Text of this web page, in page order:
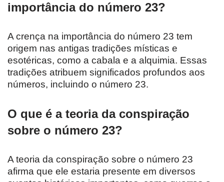
importância do número 23?
A crença na importância do número 23 tem
origem nas antigas tradições místicas e
esotéricas, como a cabala e a alquimia. Essas
tradições atribuem significados profundos aos
números, incluindo o número 23.
O que é a teoria da conspiração
sobre o número 23?
A teoria da conspiração sobre o número 23
afirma que ele estaria presente em diversos